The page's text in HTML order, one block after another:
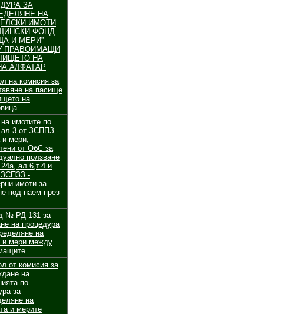
ЗА
НА
ИМОТИ
ФОНД
И МЕРИ”
ПРАВОИМАЩИ
НА
АЛФАТАР
на комисия за
на пасище
на
имотите по
ал.3 от ЗСППЗ -
мери,
от ОбС за
ползване
ал.6,т.4 и
ЗСПЗЗ -
имоти за
под наем през
№ РД-131 за
на процедура
на
и мери между
от комисия за
на
по
за
на
и мерите